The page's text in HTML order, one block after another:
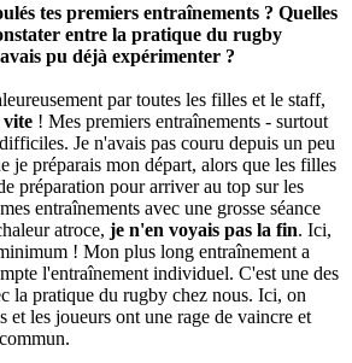
tes premiers entraînements ? Quelles
entre la pratique du rugby
pu déjà expérimenter ?
par toutes les filles et le staff,
! Mes premiers entraînements - surtout
Je n'avais pas couru depuis un peu
je préparais mon départ, alors que les filles
préparation pour arriver au top sur les
entraînements avec une grosse séance
atroce, je n'en voyais pas la fin. Ici,
! Mon plus long entraînement a
l'entraînement individuel. C'est une des
la pratique du rugby chez nous. Ici, on
et les joueurs ont une rage de vaincre et